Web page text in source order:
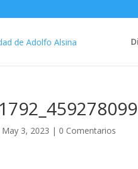
May 3, 2023 | 0 Comentarios